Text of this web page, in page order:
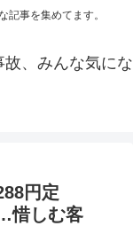
記事を集めてます。
、みんな気にな
円定
惜しむ客